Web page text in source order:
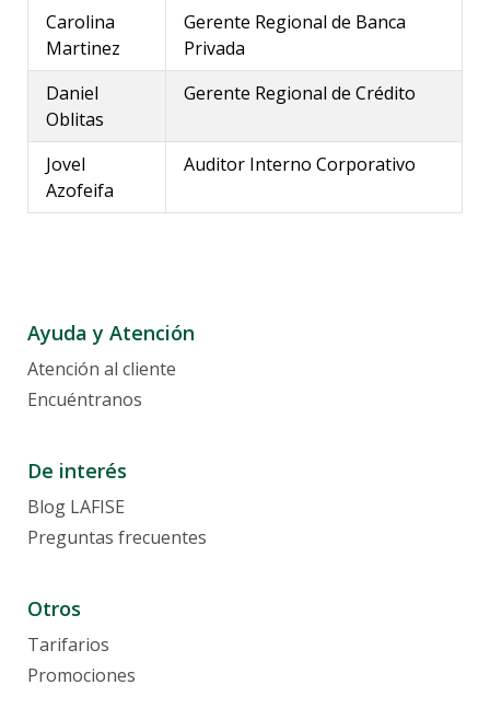
Carolina
Martinez
Gerente Regional de Banca
Privada
Daniel
Oblitas
Gerente Regional de Crédito
Jovel
Azofeifa
Auditor Interno Corporativo
Ayuda y Atención
Atención al cliente
Encuéntranos
De interés
Blog LAFISE
Preguntas frecuentes
Otros
Tarifarios
Promociones